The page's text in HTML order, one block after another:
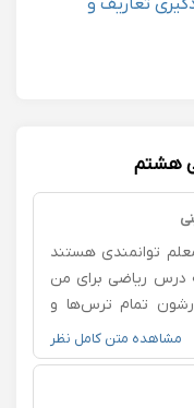
تعاریف و
هشتم
توانمندی هستند
ریاضی برای من
تمام ترس‌ها و
خیلی قوی با درس
به صورت آنلاین هم
هم میتونیم از
مشاهده متن کامل نظر